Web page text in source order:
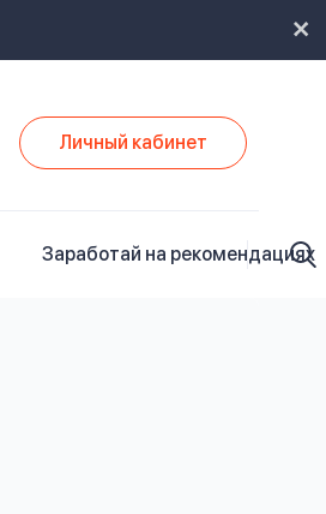
Личный кабинет
Заработай на рекомендациях